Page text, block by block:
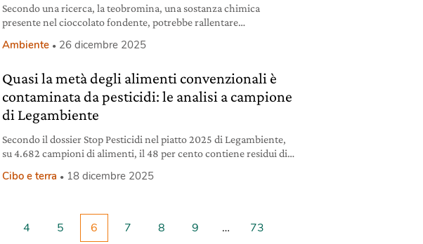
Secondo una ricerca, la teobromina, una sostanza chimica
presente nel cioccolato fondente, potrebbe rallentare
Ambiente 26 dicembre 2025
Quasi la metà degli alimenti convenzionali è
contaminata da pesticidi: le analisi a campione
di Legambiente
Secondo il dossier Stop Pesticidi nel piatto 2025 di Legambiente,
su 4.682 campioni di alimenti, il 48 per cento contiene residui di
Cibo e terra 18 dicembre 2025
4 5 6 7 8 9 … 73